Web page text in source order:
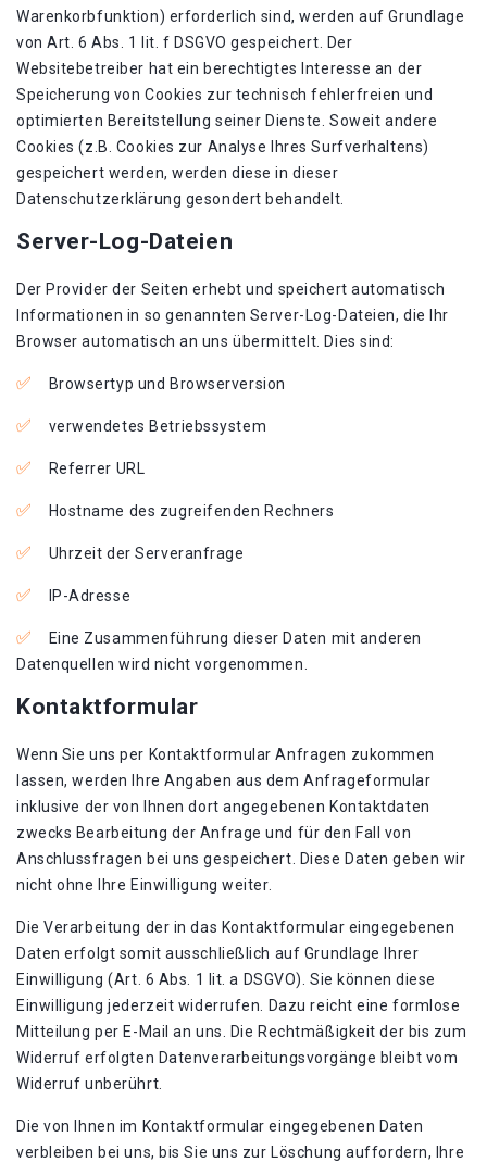
Warenkorbfunktion) erforderlich sind, werden auf Grundlage
von Art. 6 Abs. 1 lit. f DSGVO gespeichert. Der
Websitebetreiber hat ein berechtigtes Interesse an der
Speicherung von Cookies zur technisch fehlerfreien und
optimierten Bereitstellung seiner Dienste. Soweit andere
Cookies (z.B. Cookies zur Analyse Ihres Surfverhaltens)
gespeichert werden, werden diese in dieser
Datenschutzerklärung gesondert behandelt.
Server-Log-Dateien
Der Provider der Seiten erhebt und speichert automatisch
Informationen in so genannten Server-Log-Dateien, die Ihr
Browser automatisch an uns übermittelt. Dies sind:
Browsertyp und Browserversion
verwendetes Betriebssystem
Referrer URL
Hostname des zugreifenden Rechners
Uhrzeit der Serveranfrage
IP-Adresse
Eine Zusammenführung dieser Daten mit anderen
Datenquellen wird nicht vorgenommen.
Kontaktformular
Wenn Sie uns per Kontaktformular Anfragen zukommen
lassen, werden Ihre Angaben aus dem Anfrageformular
inklusive der von Ihnen dort angegebenen Kontaktdaten
zwecks Bearbeitung der Anfrage und für den Fall von
Anschlussfragen bei uns gespeichert. Diese Daten geben wir
nicht ohne Ihre Einwilligung weiter.
Die Verarbeitung der in das Kontaktformular eingegebenen
Daten erfolgt somit ausschließlich auf Grundlage Ihrer
Einwilligung (Art. 6 Abs. 1 lit. a DSGVO). Sie können diese
Einwilligung jederzeit widerrufen. Dazu reicht eine formlose
Mitteilung per E-Mail an uns. Die Rechtmäßigkeit der bis zum
Widerruf erfolgten Datenverarbeitungsvorgänge bleibt vom
Widerruf unberührt.
Die von Ihnen im Kontaktformular eingegebenen Daten
verbleiben bei uns, bis Sie uns zur Löschung auffordern, Ihre